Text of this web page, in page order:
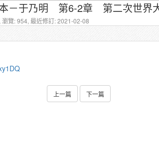
－于乃明 第6-2章 第二次世界
瀏覽: 954, 最近修訂: 2021-02-08
上一篇 下一篇